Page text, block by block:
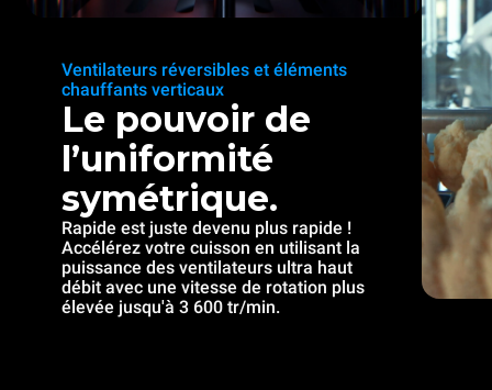
Ventilateurs réversibles et éléments
chauffants verticaux
Le pouvoir de
l’uniformité
symétrique.
Rapide est juste devenu plus rapide !
Accélérez votre cuisson en utilisant la
puissance des ventilateurs ultra haut
débit avec une vitesse de rotation plus
élevée jusqu'à 3 600 tr/min.